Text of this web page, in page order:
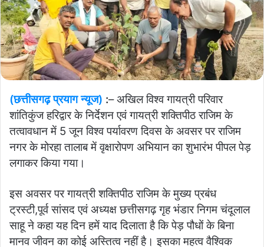
(छत्तीसगढ़ प्रयाग न्यूज) :– अखिल विश्व गायत्री परिवार
शांतिकुंज हरिद्वार के निर्देशन एवं गायत्री शक्तिपीठ राजिम के
तत्वावधान में 5 जून विश्व पर्यावरण दिवस के अवसर पर राजिम
नगर के मोरहा तालाब में वृक्षारोपण अभियान का शुभारंभ पीपल पेड़
लगाकर किया गया।
इस अवसर पर गायत्री शक्तिपीठ राजिम के मुख्य प्रबंध
ट्रस्टी,पूर्व सांसद एवं अध्यक्ष छत्तीसगढ़ गृह भंडार निगम चंदूलाल
साहू ने कहा यह दिन हमें याद दिलाता है कि पेड़ पौधों के बिना
मानव जीवन का कोई अस्तित्व नहीं है। इसका महत्व वैश्विक